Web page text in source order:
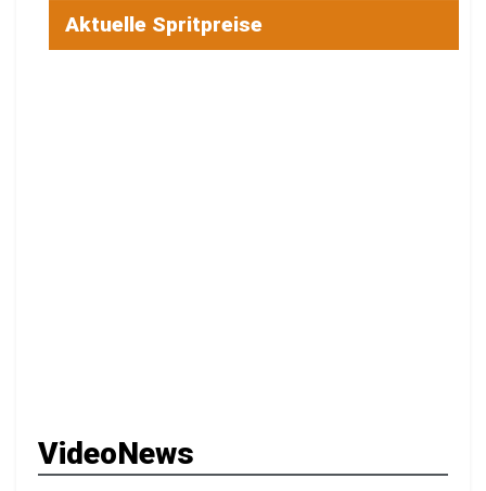
Aktuelle Spritpreise
VideoNews